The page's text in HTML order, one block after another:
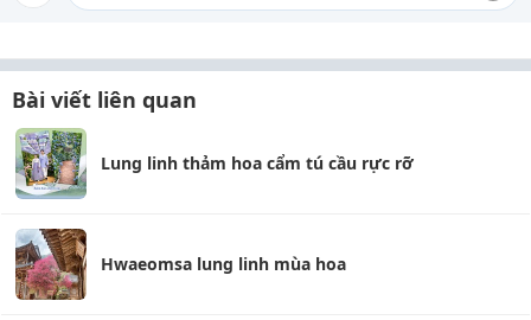
Bài viết liên quan
Lung linh thảm hoa cẩm tú cầu rực rỡ
Hwaeomsa lung linh mùa hoa